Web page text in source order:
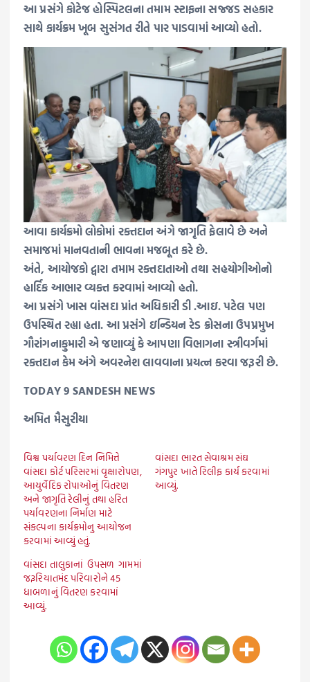
આ પ્રસંગે કોટેજ હોસ્પિટલના તમામ સ્ટાફના સજ્જડ સહકાર
સાથે કાર્યક્રમ ખૂબ સુસંગત રીતે પાર પાડવામાં આવ્યો હતો.
આવા કાર્યક્રમો લોકોમાં રક્તદાન અંગે જાગૃતિ ફેલાવે છે અને
સમાજમાં માનવતાની ભાવના મજબૂત કરે છે.
અંતે, આયોજકો દ્વારા તમામ રક્તદાતાઓ તથા સહયોગીઓનો
હાર્દિક આભાર વ્યક્ત કરવામાં આવ્યો હતો.
આ પ્રસંગે ખાસ વાંસદા પ્રાંત અધિકારી ડી .આઇ. પટેલ પણ
ઉપસ્થિત રહ્યા હતા. આ પ્રસંગે ઇન્ડિયન રેડ ક્રોસના ઉપપ્રમુખ
ગૌરાંગનાકુમારી એ જણાવ્યું કે આપણા વિભાગના સ્ત્રીવર્ગમાં
રક્તદાન કેમ અંગે અવરનેશ લાવવાના પ્રયત્ન કરવા જરૂરી છે.
TODAY 9 SANDESH NEWS
અમિત મૈસુરીયા
વિશ્વ પર્યાવરણ દિન નિમિત્તે
વાંસદા કોર્ટ પરિસરમાં વૃક્ષારોપણ,
આયુર્વેદિક રોપાઓનું વિતરણ
અને જાગૃતિ રેલીનું તથા હરિત
પર્યાવરણના નિર્માણ માટે
સંકલ્પના કાર્યક્રમોનુ આયોજન
કરવામાં આવ્યું હતું.
વાંસદા ભારત સેવાશ્રમ સંઘ
ગંગપુર ખાતે રિલીફ કાર્ય કરવામાં
આવ્યું.
વાંસદા તાલુકાનાં ઉપસળ ગામમાં
જરૂરિયાતમંદ પરિવારોને 45
ધાબળાનું વિતરણ કરવામાં
આવ્યું.